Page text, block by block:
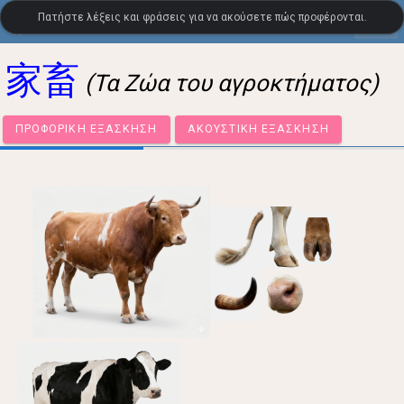
LanguageGuide.org•Οπτικό λεξιλόγιο ιαπωνικών settings
家畜 (Τα Ζώα του αγροκτήματος)
ΠΡΟΦΟΡΙΚΉ ΕΞΆΣΚΗΣΗ ΑΚΟΥΣΤΙΚΉ ΕΞΆΣΚΗΣΗ
Πατήστε λέξεις και φράσεις για να ακούσετε πώς προφέρονται.